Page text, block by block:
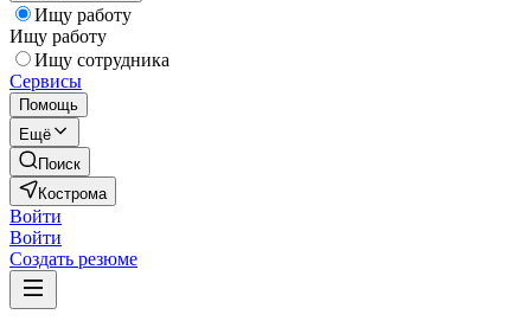
Ищу работу
Ищу работу
Ищу сотрудника
Сервисы
Помощь
Ещё
Поиск
Кострома
Войти
Войти
Создать резюме